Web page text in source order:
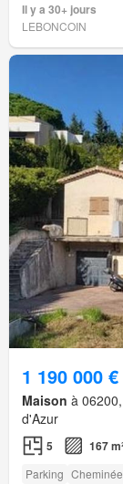
Il y a 30+ jours
LEBONCOIN
1 190 000 €
Maison à
d'Azur
5 167
Parking Cheminée